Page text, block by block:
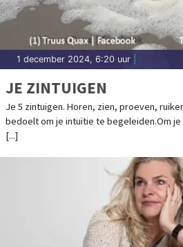
1 december 2024, 6:20 uur
JE ZINTUIGEN
Je 5 zintuigen. Horen, zien, proeven,
bedoelt om je intuïtie te begeleiden.Om
[...]